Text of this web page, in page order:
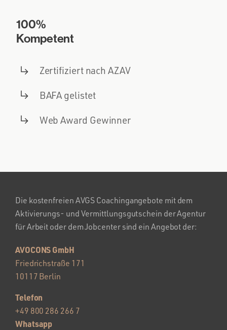
100%
Kompetent
Zertifiziert nach AZAV
BAFA gelistet
Web Award Gewinner
Die kostenfreien AVGS Coachingangebote mit dem
Aktivierungs- und Vermittlungsgutschein der Agentur
für Arbeit oder dem Jobcenter sind ein Angebot der:
AVOCONS GmbH
Friedrichstraße 171
10117 Berlin
Telefon
+49 800 286 266 7
Whatsapp